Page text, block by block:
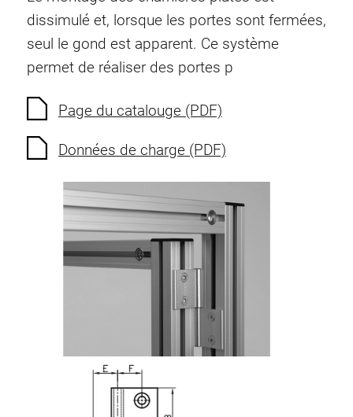
Ecrous à ressort
Sécurités de torsion
Raccordements à filet
Éléments de galets
Conduites de câbles
Eléments de surface
Charnières et Articulations
Ferrure
Éléments pneumatique
Éléments dynamique
Système de transrouler
dissimulé et, lorsque les portes sont fermées,
seul le gond est apparent. Ce système
permet de réaliser des portes p
Page du catalouge (PDF)
Données de charge (PDF)